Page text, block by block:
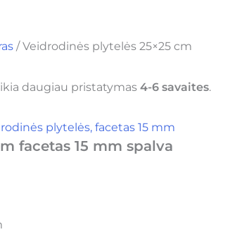
/ Veidrodinės plytelės 25×25 cm
daugiau pristatymas4-6 savaites.
plytelės, facetas 15 mm
facetas 15 mm spalva